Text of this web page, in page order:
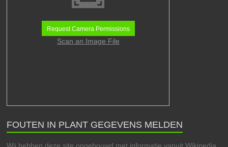
Request Camera Permissions
Scan an Image File
FOUTEN IN PLANT GEGEVENS MELDEN